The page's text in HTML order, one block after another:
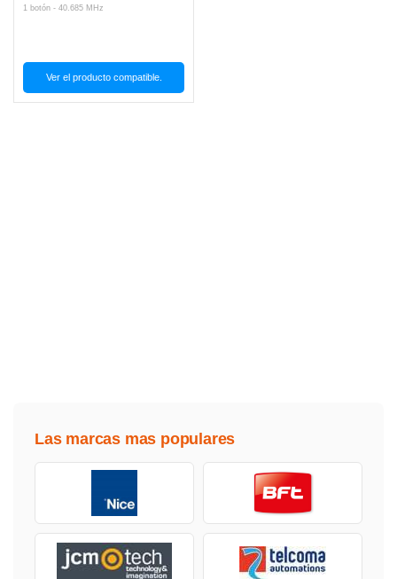
1 botón - 40.685 MHz
Ver el producto compatible.
Las marcas mas populares